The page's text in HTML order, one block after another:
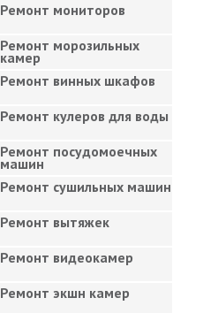
Ремонт мониторов
Ремонт морозильных
камер
Ремонт винных шкафов
Ремонт кулеров для воды
Ремонт посудомоечных
машин
Ремонт сушильных машин
Ремонт вытяжек
Ремонт видеокамер
Ремонт экшн камер